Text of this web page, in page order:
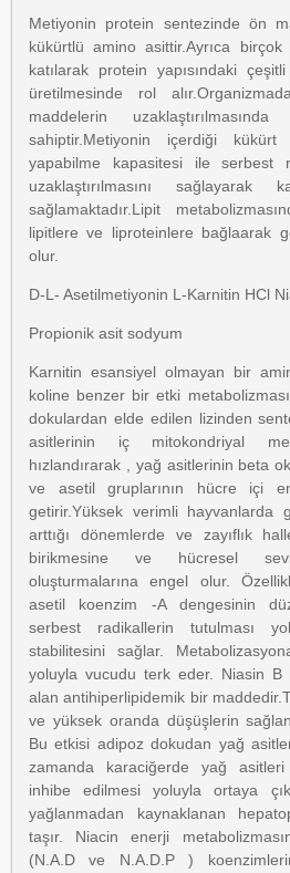
Metiyonin protein sentezinde ön
kükürtlü amino asittir.Ayrıca
katılarak protein yapısındaki
üretilmesinde rol
maddelerin
sahiptir.Metiyonin içerdiği
yapabilme kapasitesi ile serbest
uzaklaştırılmasını sağlayarak
sağlamaktadır.Lipit
lipitlere ve liproteinlere bağlaarak
olur.
D-L- Asetilmetiyonin L-Karnitin HCl
Propionik asit sodyum
Karnitin esansiyel olmayan bir
koline benzer bir etki
dokulardan elde edilen lizinden
asitlerinin iç mitokondriyal
hızlandırarak , yağ asitlerinin beta
ve asetil gruplarının hücre içi
getirir.Yüksek verimli hayvanlarda
arttığı dönemlerde ve zayıflık
birikmesine ve hücresel
oluşturmalarına engel olur.
asetil koenzim -A dengesinin
serbest radikallerin tutulması
stabilitesini sağlar.
yoluyla vucudu terk eder. Niasin B
alan antihiperlipidemik bir
ve yüksek oranda düşüşlerin
Bu etkisi adipoz dokudan yağ
zamanda karaciğerde yağ
inhibe edilmesi yoluyla ortaya
yağlanmadan kaynaklanan
taşır. Niacin enerji
(N.A.D ve N.A.D.P )